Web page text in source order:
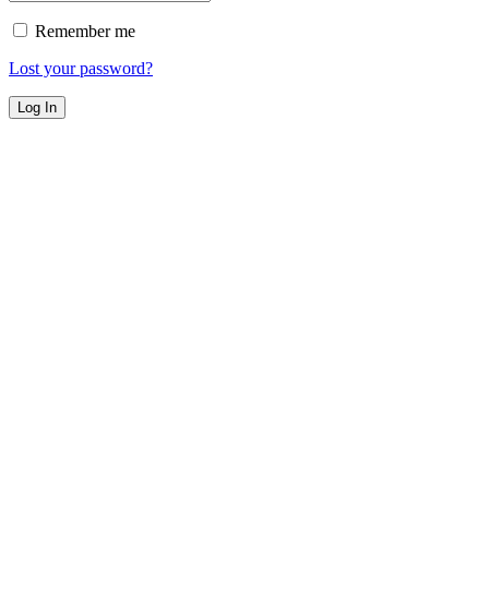
Remember me
Lost your password?